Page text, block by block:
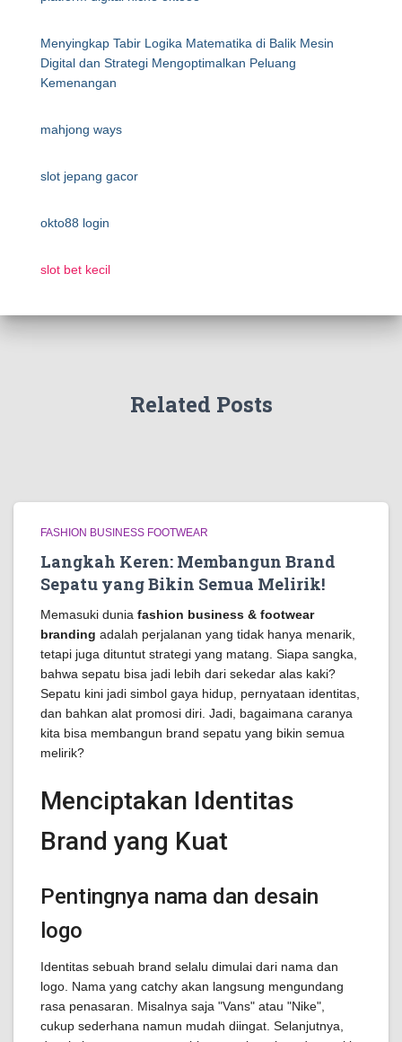
Menyingkap Tabir Logika Matematika di Balik Mesin
Digital dan Strategi Mengoptimalkan Peluang
Kemenangan
mahjong ways
slot jepang gacor
okto88 login
slot bet kecil
Related Posts
FASHION BUSINESS FOOTWEAR
Langkah Keren: Membangun Brand
Sepatu yang Bikin Semua Melirik!
Memasuki dunia fashion business & footwear
branding adalah perjalanan yang tidak hanya menarik,
tetapi juga dituntut strategi yang matang. Siapa sangka,
bahwa sepatu bisa jadi lebih dari sekedar alas kaki?
Sepatu kini jadi simbol gaya hidup, pernyataan identitas,
dan bahkan alat promosi diri. Jadi, bagaimana caranya
kita bisa membangun brand sepatu yang bikin semua
melirik?
Menciptakan Identitas
Brand yang Kuat
Pentingnya nama dan desain
logo
Identitas sebuah brand selalu dimulai dari nama dan
logo. Nama yang catchy akan langsung mengundang
rasa penasaran. Misalnya saja "Vans" atau "Nike",
cukup sederhana namun mudah diingat. Selanjutnya,